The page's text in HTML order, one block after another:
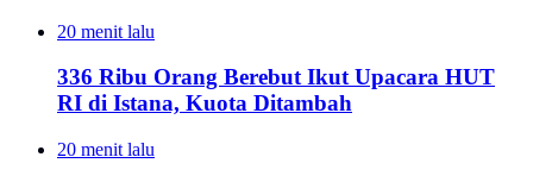
20 menit lalu
336 Ribu Orang Berebut Ikut Upacara HUT
RI di Istana, Kuota Ditambah
20 menit lalu